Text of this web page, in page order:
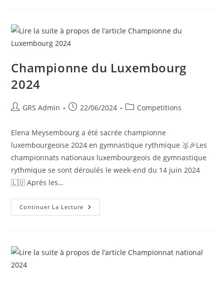
Championne du Luxembourg
2024
GRS Admin 22/06/2024 Competitions
Elena Meysembourg a été sacrée championne
luxembourgeoise 2024 en gymnastique rythmique 🥇🎉Les
championnats nationaux luxembourgeois de gymnastique
rythmique se sont déroulés le week-end du 14 juin 2024
🇱🇺 Après les…
Continuer La Lecture